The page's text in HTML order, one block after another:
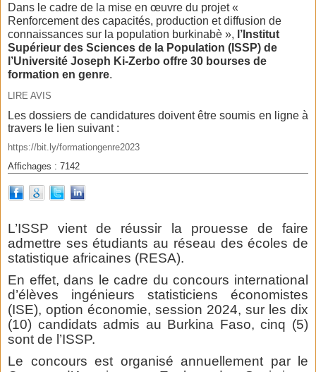
Dans le cadre de la mise en œuvre du projet «
Renforcement des capacités, production et diffusion de
connaissances sur la population burkinabè », l’Institut
Supérieur des Sciences de la Population (ISSP) de
l’Université Joseph Ki-Zerbo offre 30 bourses de
formation en genre.
LIRE AVIS
Les dossiers de candidatures doivent être soumis en ligne à
travers le lien suivant :
https://bit.ly/formationgenre2023
Affichages : 7142
L’ISSP vient de réussir la prouesse de faire
admettre ses étudiants au réseau des écoles de
statistique africaines (RESA).
En effet, dans le cadre du concours international
d’élèves ingénieurs statisticiens économistes
(ISE), option économie, session 2024, sur les dix
(10) candidats admis au Burkina Faso, cinq (5)
sont de l’ISSP.
Le concours est organisé annuellement par le